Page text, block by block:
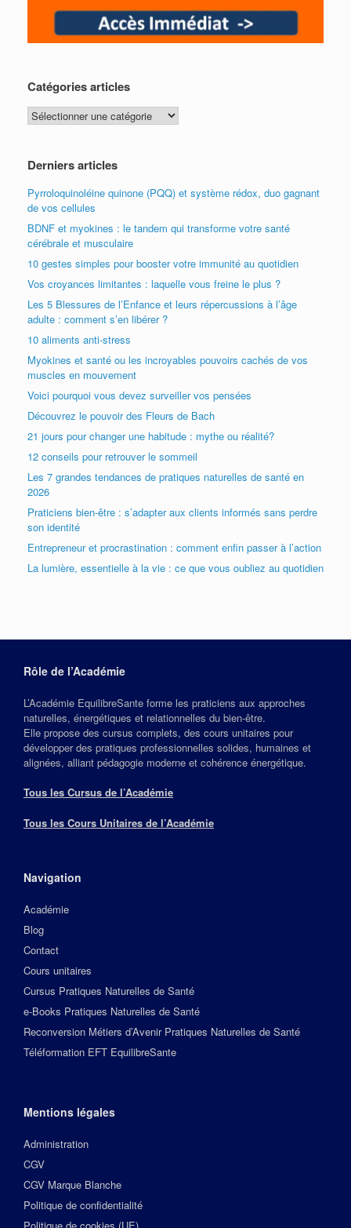
Catégories articles
Catégories
articles
Derniers articles
Pyrroloquinoléine quinone (PQQ) et système rédox, duo gagnant
de vos cellules
BDNF et myokines : le tandem qui transforme votre santé
cérébrale et musculaire
10 gestes simples pour booster votre immunité au quotidien
Vos croyances limitantes : laquelle vous freine le plus ?
Les 5 Blessures de l’Enfance et leurs répercussions à l’âge
adulte : comment s’en libérer ?
10 aliments anti-stress
Myokines et santé ou les incroyables pouvoirs cachés de vos
muscles en mouvement
Voici pourquoi vous devez surveiller vos pensées
Découvrez le pouvoir des Fleurs de Bach
21 jours pour changer une habitude : mythe ou réalité?
12 conseils pour retrouver le sommeil
Les 7 grandes tendances de pratiques naturelles de santé en
2026
Praticiens bien-être : s’adapter aux clients informés sans perdre
son identité
Entrepreneur et procrastination : comment enfin passer à l’action
La lumière, essentielle à la vie : ce que vous oubliez au quotidien
Rôle de l’Académie
L’Académie EquilibreSante forme les praticiens aux approches
naturelles, énergétiques et relationnelles du bien‑être.
Elle propose des cursus complets, des cours unitaires pour
développer des pratiques professionnelles solides, humaines et
alignées, alliant pédagogie moderne et cohérence énergétique.
Tous les Cursus de l’Académie
Tous les Cours Unitaires de l’Académie
Navigation
Académie
Blog
Contact
Cours unitaires
Cursus Pratiques Naturelles de Santé
e-Books Pratiques Naturelles de Santé
Reconversion Métiers d’Avenir Pratiques Naturelles de Santé
Téléformation EFT EquilibreSante
Mentions légales
Administration
CGV
CGV Marque Blanche
Politique de confidentialité